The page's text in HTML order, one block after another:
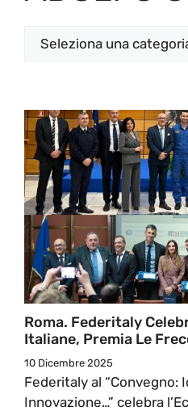
Categorie
Roma. Federitaly
Italiane, Premia Le
10 Dicembre 2025
Federitaly al “Convegno:
Innovazione…” celebra